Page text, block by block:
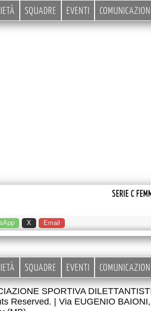
SQUADRE EVENTI
SERIE C
X Email
SQUADRE EVENTI
SPORTIVA
Reserved. | Via EUGENIO